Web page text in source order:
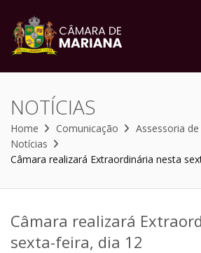
NOTÍCIAS
Home Comunicação
Assessoria
Notícias
Câmara realizará Extraordinária nesta
Câmara realizará
sexta-feira, dia 12